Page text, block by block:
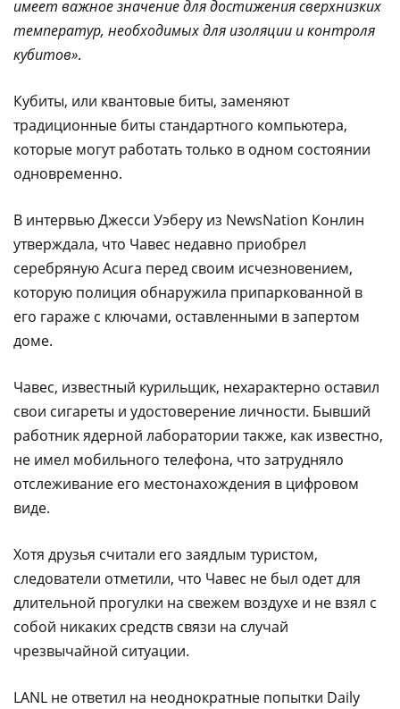
имеет важное значение для достижения сверхнизких
температур, необходимых для изоляции и контроля
кубитов».
Кубиты, или квантовые биты, заменяют
традиционные биты стандартного компьютера,
которые могут работать только в одном состоянии
одновременно.
В интервью Джесси Уэберу из NewsNation Конлин
утверждала, что Чавес недавно приобрел
серебряную Acura перед своим исчезновением,
которую полиция обнаружила припаркованной в
его гараже с ключами, оставленными в запертом
доме.
Чавес, известный курильщик, нехарактерно оставил
свои сигареты и удостоверение личности. Бывший
работник ядерной лаборатории также, как известно,
не имел мобильного телефона, что затрудняло
отслеживание его местонахождения в цифровом
виде.
Хотя друзья считали его заядлым туристом,
следователи отметили, что Чавес не был одет для
длительной прогулки на свежем воздухе и не взял с
собой никаких средств связи на случай
чрезвычайной ситуации.
LANL не ответил на неоднократные попытки Daily